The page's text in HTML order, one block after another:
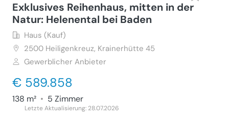
Exklusives Reihenhaus, mitten in der
Natur: Helenental bei Baden
Haus (Kauf)
2500 Heiligenkreuz, Krainerhütte 45
Gewerblicher Anbieter
€ 589.858
138 m² • 5 Zimmer
Letzte Aktualisierung: 28.07.2026